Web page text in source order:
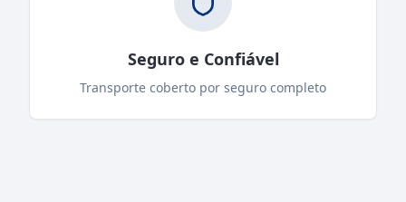
Seguro e Confiável
Transporte coberto por seguro completo